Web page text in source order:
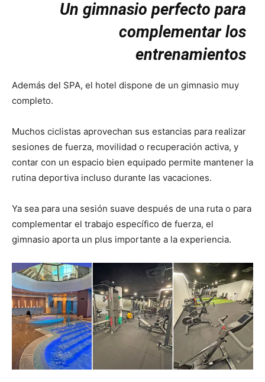
Un gimnasio perfecto para
complementar los
entrenamientos
Además del SPA, el hotel dispone de un gimnasio muy
completo.
Muchos ciclistas aprovechan sus estancias para realizar
sesiones de fuerza, movilidad o recuperación activa, y
contar con un espacio bien equipado permite mantener la
rutina deportiva incluso durante las vacaciones.
Ya sea para una sesión suave después de una ruta o para
complementar el trabajo específico de fuerza, el
gimnasio aporta un plus importante a la experiencia.